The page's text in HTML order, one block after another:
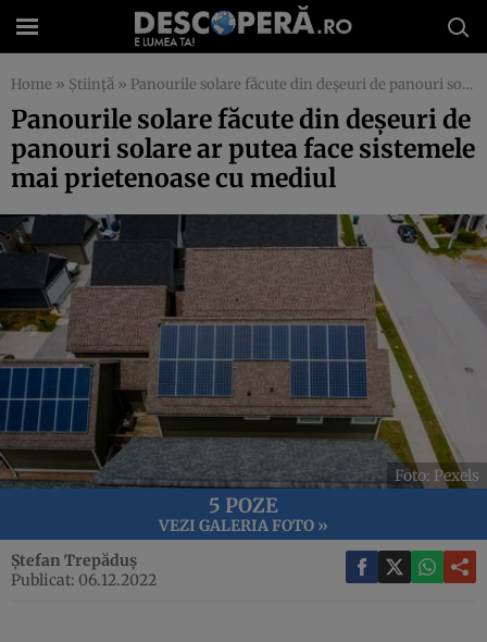
Home » Știință » Panourile solare făcute din deșeuri de panouri solare ar putea face sistemele mai prietenoase cu mediul
Panourile solare făcute din deșeuri de
panouri solare ar putea face sistemele
mai prietenoase cu mediul
Foto: Pexels
5 POZE
VEZI GALERIA FOTO »
Ștefan Trepăduș
Publicat: 06.12.2022